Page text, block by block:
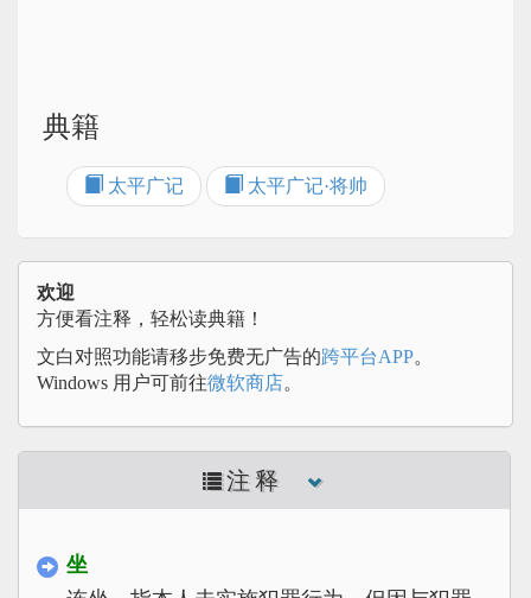
典籍
太平广记 太平广记·将帅
欢迎
方便看注释，轻松读典籍！
文白对照功能请移步免费无广告的跨平台APP。
Windows 用户可前往微软商店。
注释
坐